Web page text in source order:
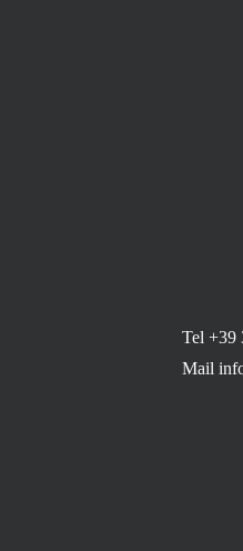
Tel +39
Mail